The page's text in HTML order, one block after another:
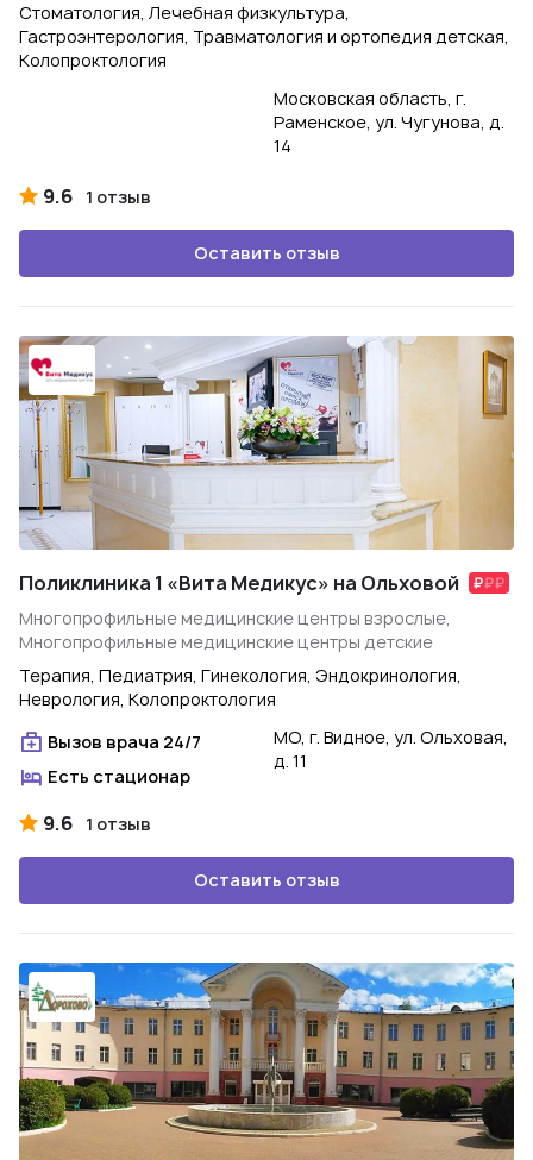
Стоматология, Лечебная физкультура,
Гастроэнтерология, Травматология и ортопедия детская,
Колопроктология
Московская область, г.
Раменское, ул. Чугунова, д.
14
9.6 1 отзыв
Оставить отзыв
Поликлиника 1 «Вита Медикус» на Ольховой
Многопрофильные медицинские центры взрослые,
Многопрофильные медицинские центры детские
Терапия, Педиатрия, Гинекология, Эндокринология,
Неврология, Колопроктология
Вызов врача 24/7
Есть стационар
МО, г. Видное, ул. Ольховая,
д. 11
9.6 1 отзыв
Оставить отзыв